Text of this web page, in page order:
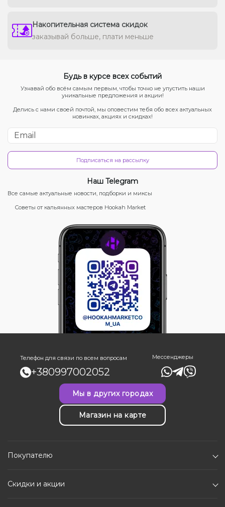
Накопительная система скидок
заказывай больше, плати меньше
Будь в курсе всех событий
Узнавай обо всём самым первым, чтобы точно не упустить наши
уникальные предложения и акции!
Делись с нами своей почтой, мы оповестим тебя обо всех актуальных
новинках, акциях и скидках!
Подписаться на рассылку
Наш Telegram
Все самые актуальные новости, подборки и миксы
Советы от кальянных мастеров Hookah Market
Телефон для связи по всем вопросам
+380997002052
Мессенджеры
Мы в других городах
Магазин на карте
Покупателю
Скидки и акции